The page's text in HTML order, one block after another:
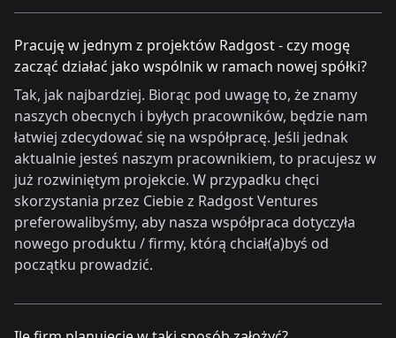
Pracuję w jednym z projektów Radgost - czy mogę
zacząć działać jako wspólnik w ramach nowej spółki?
Tak, jak najbardziej. Biorąc pod uwagę to, że znamy
naszych obecnych i byłych pracowników, będzie nam
łatwiej zdecydować się na współpracę. Jeśli jednak
aktualnie jesteś naszym pracownikiem, to pracujesz w
już rozwiniętym projekcie. W przypadku chęci
skorzystania przez Ciebie z Radgost Ventures
preferowalibyśmy, aby nasza współpraca dotyczyła
nowego produktu / firmy, którą chciał(a)byś od
początku prowadzić.